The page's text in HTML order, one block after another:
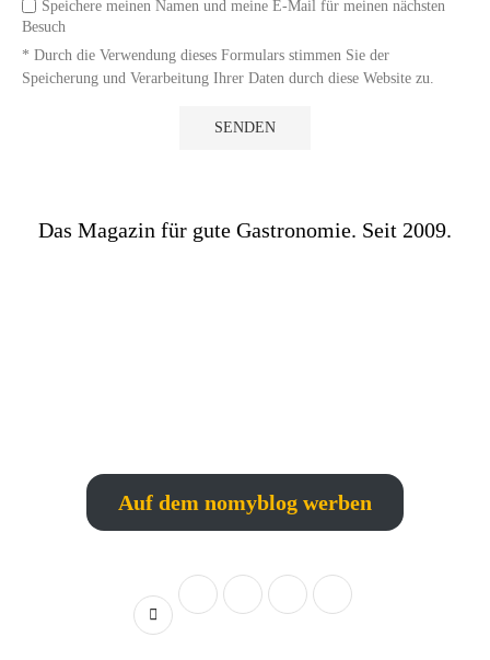
Speichere meinen Namen und meine E-Mail für meinen nächsten
Besuch
* Durch die Verwendung dieses Formulars stimmen Sie der
Speicherung und Verarbeitung Ihrer Daten durch diese Website zu.
Das Magazin für gute Gastronomie. Seit 2009.
Auf dem nomyblog werben